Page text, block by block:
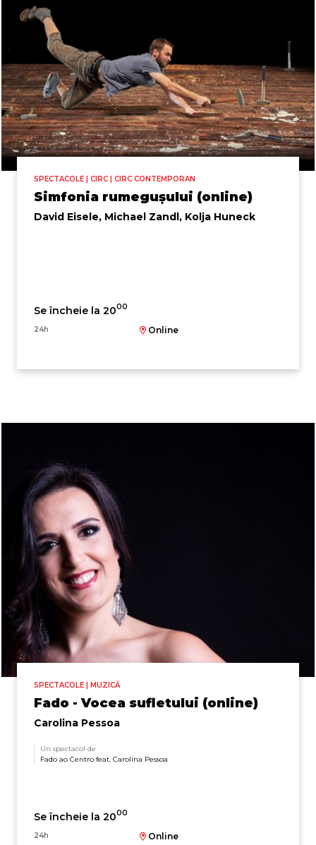
SPECTACOLE | CIRC | CIRC CONTEMPORAN
Simfonia rumegușului (online)
David Eisele, Michael Zandl, Kolja Huneck
Se încheie la 2000
24h Online
SPECTACOLE | MUZICĂ
Fado - Vocea sufletului (online)
Carolina Pessoa
Un spectacol de
Fado ao Centro feat. Carolina Pessoa
Se încheie la 2000
24h Online